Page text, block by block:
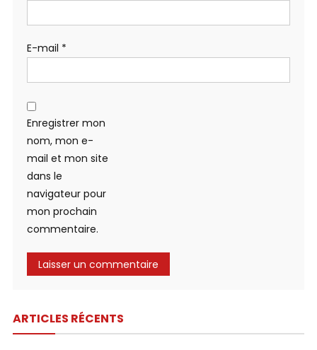
E-mail *
Enregistrer mon
nom, mon e-
mail et mon site
dans le
navigateur pour
mon prochain
commentaire.
ARTICLES RÉCENTS